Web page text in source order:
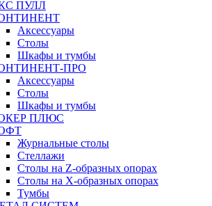
ПУЛЛ
Аксессуары
Столы
Шкафы и тумбы
ПРО
Аксессуары
Столы
Шкафы и тумбы
ПЛЮС
Журнальные столы
Стеллажи
Столы на Z-образных опорах
Столы на Х-образных опорах
Тумбы